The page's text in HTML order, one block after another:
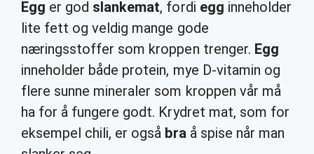
Egg er god slankemat, fordi egg inneholder
lite fett og veldig mange gode
næringsstoffer som kroppen trenger. Egg
inneholder både protein, mye D-vitamin og
flere sunne mineraler som kroppen vår må
ha for å fungere godt. Krydret mat, som for
eksempel chili, er også braå spise når man